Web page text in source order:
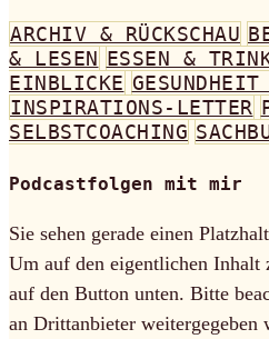
ARCHIV & RÜCKSCHAU
& LESEN ESSEN &
EINBLICKE GESUNDHEIT
INSPIRATIONS-LETTER
SELBSTCOACHING
Podcastfolgen mit mir
Sie sehen gerade einen
Um auf den eigentlichen Inhalt
auf den Button unten. Bitte
an Drittanbieter weitergegeben